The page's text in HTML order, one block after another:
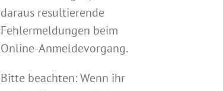
daraus resultierende
Fehlermeldungen beim
Online-Anmeldevorgang.
Bitte beachten: Wenn ihr